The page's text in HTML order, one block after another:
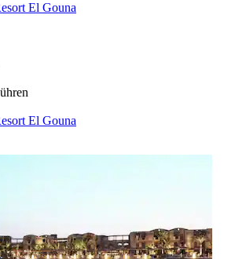
El Gouna
El Gouna